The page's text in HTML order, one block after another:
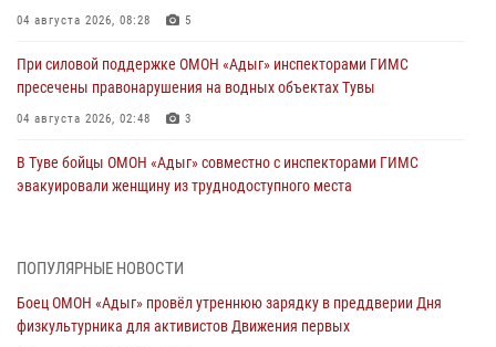
04 августа 2026, 08:28 5
При силовой поддержке ОМОН «Адыг» инспекторами ГИМС
пресечены правонарушения на водных объектах Тувы
04 августа 2026, 02:48 3
В Туве бойцы ОМОН «Адыг» совместно с инспекторами ГИМС
эвакуировали женщину из труднодоступного места
Росгвардия проверила организацию отдыха детей в детских
31 июля 2026, 03:49
ПОПУЛЯРНЫЕ НОВОСТИ
Боец ОМОН «Адыг» провёл утреннюю зарядку в преддверии Дня
физкультурника для активистов Движения первых